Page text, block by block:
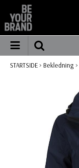
STARTSIDE> Bekledning >